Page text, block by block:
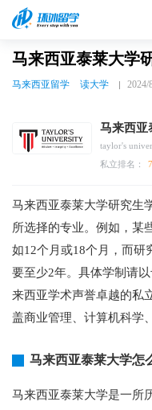
马来西亚泰莱大学
马来西亚留学 读大学 2024/
马来西亚
taylor's
私立排名：
7
马来西亚泰莱大学研究生
所选择的专业。例如，某
如12个月或18个月，而研
要至少2年。具体学制请
来西亚学术声誉卓越的私
盖商业管理、计算机科学
马来西亚泰莱大学怎
马来西亚泰莱大学是一所